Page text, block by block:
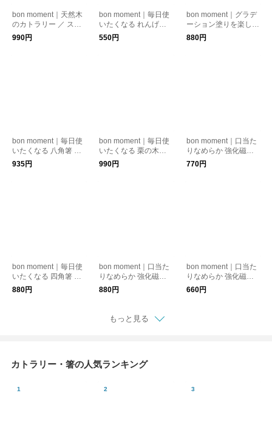
bon moment｜天然木
のカトラリー ／ スプ
ーン フォーク スープ
990円
bon moment｜毎日使
いたくなる れんげス
プーン 美濃焼
550円
bon moment｜グラデ
ーション塗りを楽しむ
四角箸 日本製
880円
bon moment｜毎日使
いたくなる 八角箸 食
洗機対応／ボンモマン
935円
bon moment｜毎日使
いたくなる 栗の木の
スプーン 山中塗／ボ
ンモマン
990円
bon moment｜口当た
りなめらか 強化磁器
レンゲスプーン ／ れ
んげ 蓮華
770円
bon moment｜毎日使
いたくなる 四角箸 食
洗機対応 抗菌／ボン
モマン
880円
bon moment｜口当た
りなめらか 強化磁器
スリムスプーン
880円
bon moment｜口当た
りなめらか 強化磁器
スリムスプーン ミニ
660円
もっと見る
カトラリー・箸の人気ランキング